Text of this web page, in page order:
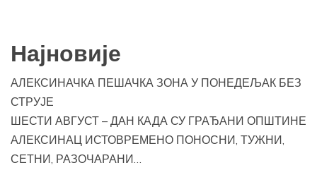
Најновије
АЛЕКСИНАЧКА ПЕШАЧКА ЗОНА У ПОНЕДЕЉАК БЕЗ
СТРУЈЕ
ШЕСТИ АВГУСТ – ДАН КАДА СУ ГРАЂАНИ ОПШТИНЕ
АЛЕКСИНАЦ ИСТОВРЕМЕНО ПОНОСНИ, ТУЖНИ,
СЕТНИ, РАЗОЧАРАНИ…